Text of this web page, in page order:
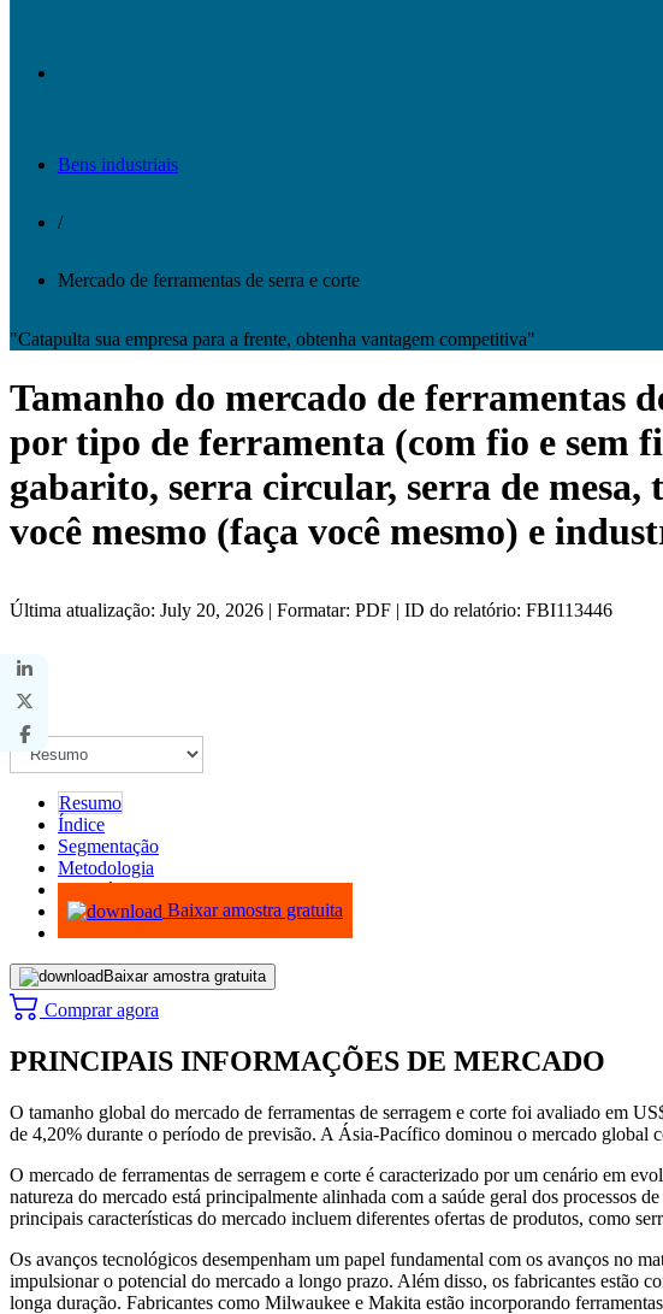
Bens industriais
/
Mercado de ferramentas de serra e corte
"Catapulta sua empresa para a frente, obtenha vantagem competitiva"
Tamanho do mercado de ferramentas
por tipo de ferramenta (com fio e sem
gabarito, serra circular, serra de
você mesmo (faça você mesmo) e
Última atualização: July 20, 2026 | Formatar: PDF | ID do relatório: FBI113446
Resumo
Índice
Segmentação
Metodologia
Infográficos
Baixar amostra gratuita
Baixar amostra gratuita
Comprar agora
PRINCIPAIS INFORMAÇÕES DE MERCADO
O tamanho global do mercado de ferramentas de serragem e corte foi avaliado em
de 4,20% durante o período de previsão. A Ásia-Pacífico dominou o mercado global
O mercado de ferramentas de serragem e corte é caracterizado por um cenário em
natureza do mercado está principalmente alinhada com a saúde geral dos processos
principais características do mercado incluem diferentes ofertas de produtos, como
Os avanços tecnológicos desempenham um papel fundamental com os avanços no
impulsionar o potencial do mercado a longo prazo. Além disso, os fabricantes estão
longa duração. Fabricantes como Milwaukee e Makita estão incorporando